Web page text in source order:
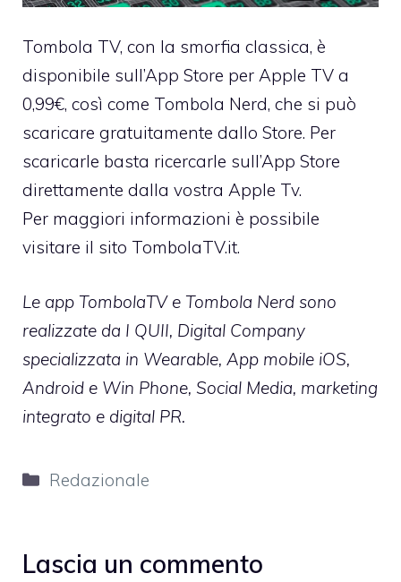
Tombola TV, con la smorfia classica, è
disponibile sull’App Store per Apple TV a
0,99€, così come Tombola Nerd, che si può
scaricare gratuitamente dallo Store. Per
scaricarle basta ricercarle sull’App Store
direttamente dalla vostra Apple Tv.
Per maggiori informazioni è possibile
visitare il sito TombolaTV.it.
Le app TombolaTV e Tombola Nerd sono
realizzate da I QUII, Digital Company
specializzata in Wearable, App mobile iOS,
Android e Win Phone, Social Media, marketing
integrato e digital PR.
Categorie
Redazionale
Lascia un commento